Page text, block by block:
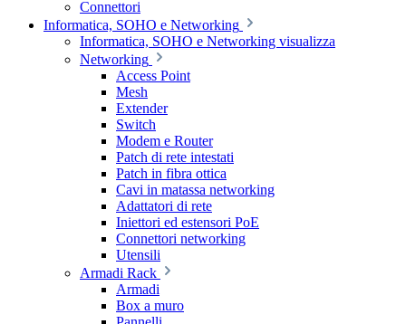
Connettori
Informatica, SOHO e Networking
Informatica, SOHO e Networking visualizza
Networking
Access Point
Mesh
Extender
Switch
Modem e Router
Patch di rete intestati
Patch in fibra ottica
Cavi in matassa networking
Adattatori di rete
Iniettori ed estensori PoE
Connettori networking
Utensili
Armadi Rack
Armadi
Box a muro